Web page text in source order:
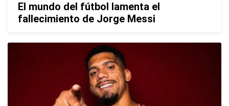
El mundo del fútbol lamenta el
fallecimiento de Jorge Messi